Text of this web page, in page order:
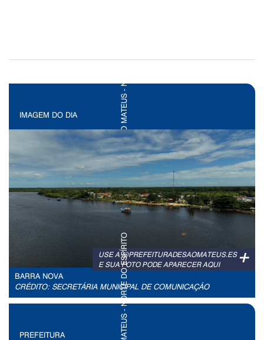
IMAGEM DO DIA
+
USE A @PREFEITURADESAOMATEUS.ES
E SUA FOTO PODE APARECER AQUI
BARRA NOVA
CRÉDITO: SECRETÁRIA MUNICIPAL DE COMUNICAÇÃO
PREFEITURA